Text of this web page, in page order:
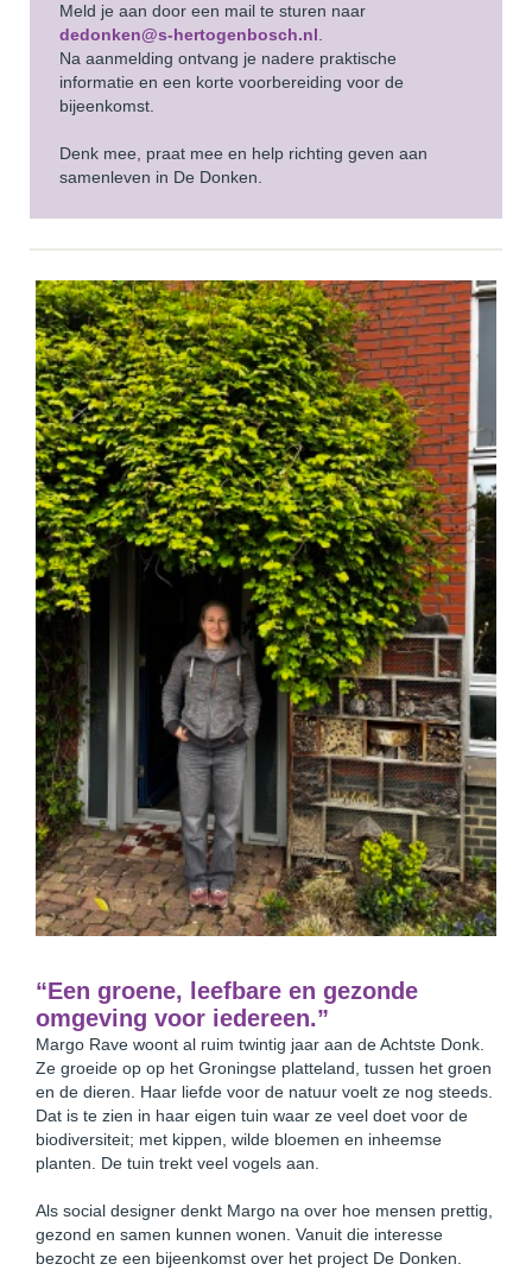
Meld je aan door een mail te sturen naar
dedonken@s-hertogenbosch.nl
Na aanmelding ontvang je nadere praktische
informatie en een korte voorbereiding voor de
bijeenkomst.
Denk mee, praat mee en help richting geven aan
samenleven in De Donken.
“Een groene, leefbare en gezonde
omgeving voor iedereen.”
Margo Rave woont al ruim twintig jaar aan de Achtste Donk.
Ze groeide op op het Groningse platteland, tussen het groen
en de dieren. Haar liefde voor de natuur voelt ze nog steeds.
Dat is te zien in haar eigen tuin waar ze veel doet voor de
biodiversiteit; met kippen, wilde bloemen en inheemse
planten. De tuin trekt veel vogels aan.
Als social designer denkt Margo na over hoe mensen prettig,
gezond en samen kunnen wonen. Vanuit die interesse
bezocht ze een bijeenkomst over het project De Donken.